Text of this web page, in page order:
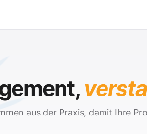
aus der Praxis, damit Ihre